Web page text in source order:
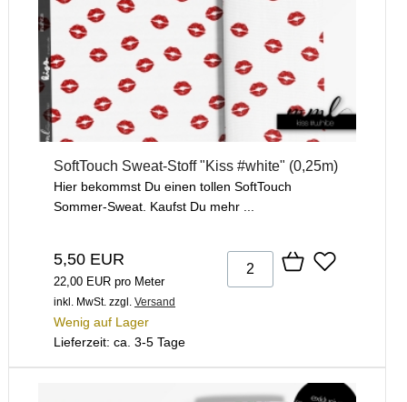
SoftTouch Sweat-Stoff "Kiss #white" (0,25m)
Hier bekommst Du einen tollen SoftTouch
Sommer-Sweat. Kaufst Du mehr ...
5,50 EUR
22,00 EUR pro Meter
inkl. MwSt. zzgl. Versand
Wenig auf Lager
Lieferzeit: ca. 3-5 Tage